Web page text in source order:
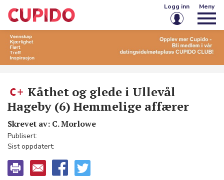
Logg inn
E-post eller brukernavn
Husk meg på denne enheten
Meny
​Kåthet og glede i Ullevål
Hageby (6) Hemmelige affærer
Skrevet av: C. Morlowe
Publisert:
Sist oppdatert: